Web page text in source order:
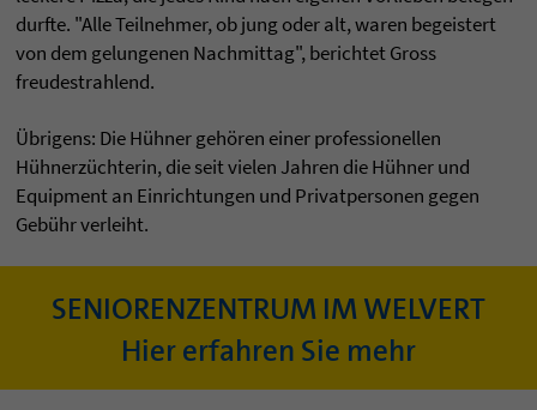
durfte. "Alle Teilnehmer, ob jung oder alt, waren begeistert
von dem gelungenen Nachmittag", berichtet Gross
freudestrahlend.
Übrigens: Die Hühner gehören einer professionellen
Hühnerzüchterin, die seit vielen Jahren die Hühner und
Equipment an Einrichtungen und Privatpersonen gegen
Gebühr verleiht.
SENIORENZENTRUM IM WELVERT
Hier erfahren Sie mehr